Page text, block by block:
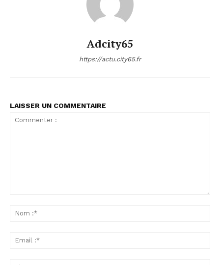
Adcity65
https://actu.city65.fr
LAISSER UN COMMENTAIRE